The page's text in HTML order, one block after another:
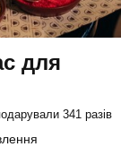
для
341 разів